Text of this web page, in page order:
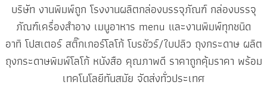
บริษัท งานพิมพ์ถูก โรงงานผลิตกล่องบรรจุภัณฑ์ กล่องบรรจุ
ภัณฑ์เครื่องสำอาง เมนูอาหาร menu และงานพิมพ์ทุกชนิด
อาทิ โปสเตอร์ สติ๊กเกอร์โลโก้ โบรชัวร์/ใบปลิว ถุงกระดาษ ผลิต
ถุงกระดาษพิมพ์โลโก้ หนังสือ คุณภาพดี ราคาถูกคุ้มราคา พร้อม
เทคโนโลยีทันสมัย จัดส่งทั่วประเทศ